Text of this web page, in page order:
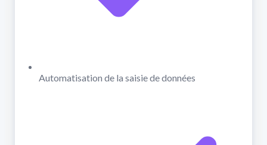
Automatisation de la saisie de données